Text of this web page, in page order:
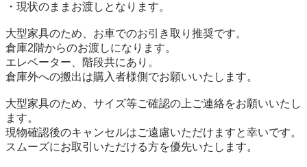
・現状のままお渡しとなります。
大型家具のため、お車でのお引き取り推奨です。
倉庫2階からのお渡しになります。
エレベーター、階段共にあり。
倉庫外への搬出は購入者様側でお願いいたします。
大型家具のため、サイズ等ご確認の上ご連絡をお願いいたし
ます。
現物確認後のキャンセルはご遠慮いただけますと幸いです。
スムーズにお取引いただける方を優先いたします。